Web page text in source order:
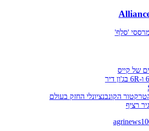
'סלף'
של קייס
הקונבנציונלי החזק בעולם